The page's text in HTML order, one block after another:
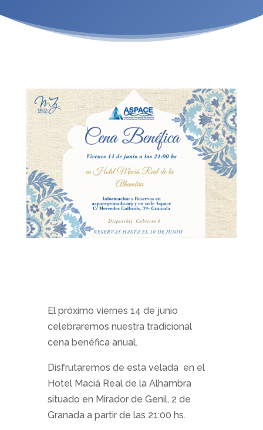
El próximo viernes 14 de junio
celebraremos nuestra tradicional
cena benéfica anual.
Disfrutaremos de esta velada en el
Hotel Maciá Real de la Alhambra
situado en Mirador de Genil, 2 de
Granada a partir de las 21:00 hs.